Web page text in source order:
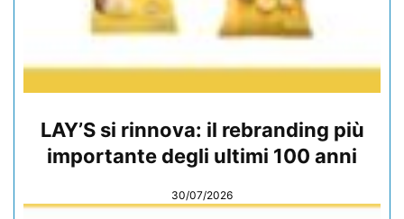
LAY’S si rinnova: il rebranding più
importante degli ultimi 100 anni
30/07/2026